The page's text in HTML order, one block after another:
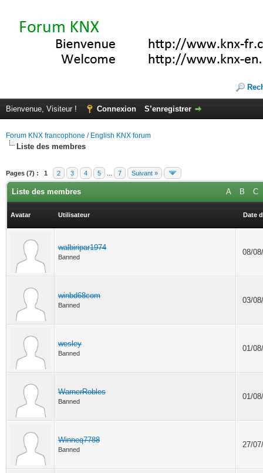
Bienvenue, Visiteur ! Connexion S’enregistrer
Forum KNX francophone / English KNX forum
Liste des membres
Pages (7) : 1 2 3 4 5 7 Suivant »
A B C
Liste des membres
Avatar Utilisateur Date
walbiripar1974
Banned
08/
winbd68com
Banned
03/
wesley
Banned
01/
WarnerRobles
Banned
01/
Winneq7788
Banned
27/